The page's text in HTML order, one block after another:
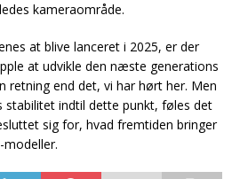
kameraområde.
at blive lanceret i 2025, er der
at udvikle den næste generations
retning end det, vi har hørt her. Men
stabilitet indtil dette punkt, føles det
sig for, hvad fremtiden bringer